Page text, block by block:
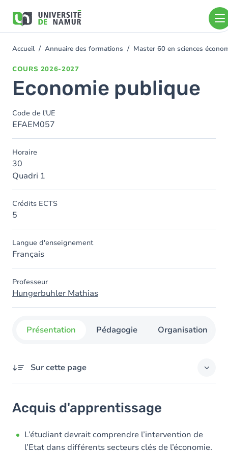
contenu
You
Accueil Annuaire des formations Master 60 en sciences
COURS 2026-2027
Economie publique
Code de l'UE
EFAEM057
Horaire
30
Quadri 1
Crédits ECTS
5
Langue d'enseignement
Français
Professeur
Hungerbuhler Mathias
Présentation Pédagogie Organisation
Sur cette page
Contenu
Table des matières
Acquis d'apprentissage
L’étudiant devrait comprendre l’intervention de
l’Etat dans différents secteurs clés de l’économie.